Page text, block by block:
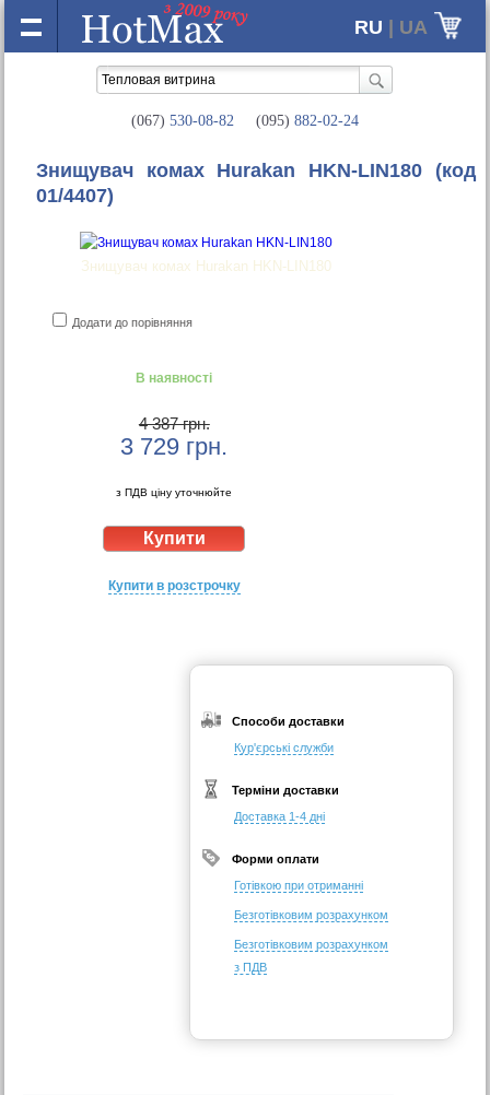
RU | UA
(067) 530-08-82 (095) 882-02-24
Знищувач комах Hurakan HKN-LIN180 (код
01/4407)
Знищувач комах Hurakan HKN-LIN180
Додати до порівняння
В наявності
4 387 грн.
3 729 грн.
з ПДВ ціну уточнюйте
Купити в розстрочку
Способи доставки
Кур'єрські служби
Терміни доставки
Доставка 1-4 дні
Форми оплати
Готівкою при отриманні
Безготівковим розрахунком
Безготівковим розрахунком
з ПДВ